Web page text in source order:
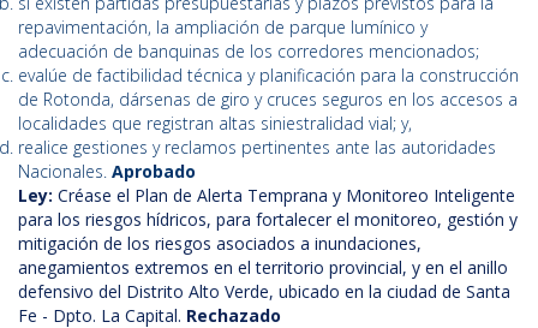
repavimentación, la ampliación de parque lumínico y
adecuación de banquinas de los corredores mencionados;
evalúe de factibilidad técnica y planificación para la construcción
de Rotonda, dársenas de giro y cruces seguros en los accesos a
localidades que registran altas siniestralidad vial; y,
realice gestiones y reclamos pertinentes ante las autoridades
Nacionales. Aprobado
Ley: Créase el Plan de Alerta Temprana y Monitoreo Inteligente
para los riesgos hídricos, para fortalecer el monitoreo, gestión y
mitigación de los riesgos asociados a inundaciones,
anegamientos extremos en el territorio provincial, y en el anillo
defensivo del Distrito Alto Verde, ubicado en la ciudad de Santa
Fe - Dpto. La Capital. Rechazado